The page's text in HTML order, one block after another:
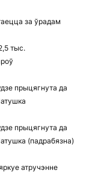
за ўрадам
тыс.
прыцягнута да
прыцягнута да
(падрабязна)
атручэнне